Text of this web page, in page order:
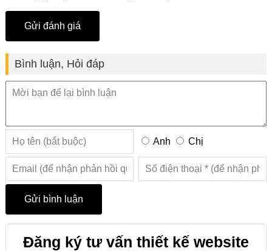
Bình luận, Hỏi đáp
Anh Chị
Đăng ký tư vấn thiết kế website